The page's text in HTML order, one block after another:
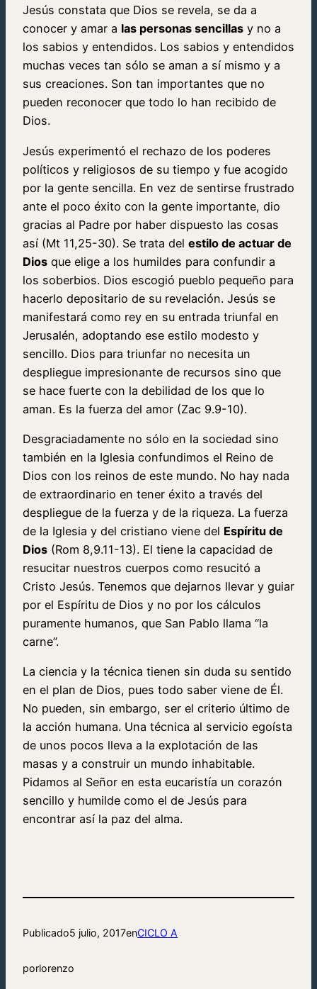
Jesús constata que Dios se revela, se da a
conocer y amar a las personas sencillas y no a
los sabios y entendidos. Los sabios y entendidos
muchas veces tan sólo se aman a sí mismo y a
sus creaciones. Son tan importantes que no
pueden reconocer que todo lo han recibido de
Dios.
Jesús experimentó el rechazo de los poderes
políticos y religiosos de su tiempo y fue acogido
por la gente sencilla. En vez de sentirse frustrado
ante el poco éxito con la gente importante, dio
gracias al Padre por haber dispuesto las cosas
así (Mt 11,25-30). Se trata del estilo de actuar de
Dios que elige a los humildes para confundir a
los soberbios. Dios escogió pueblo pequeño para
hacerlo depositario de su revelación. Jesús se
manifestará como rey en su entrada triunfal en
Jerusalén, adoptando ese estilo modesto y
sencillo. Dios para triunfar no necesita un
despliegue impresionante de recursos sino que
se hace fuerte con la debilidad de los que lo
aman. Es la fuerza del amor (Zac 9.9-10).
Desgraciadamente no sólo en la sociedad sino
también en la Iglesia confundimos el Reino de
Dios con los reinos de este mundo. No hay nada
de extraordinario en tener éxito a través del
despliegue de la fuerza y de la riqueza. La fuerza
de la Iglesia y del cristiano viene del Espíritu de
Dios (Rom 8,9.11-13). El tiene la capacidad de
resucitar nuestros cuerpos como resucitó a
Cristo Jesús. Tenemos que dejarnos llevar y guiar
por el Espíritu de Dios y no por los cálculos
puramente humanos, que San Pablo llama “la
carne”.
La ciencia y la técnica tienen sin duda su sentido
en el plan de Dios, pues todo saber viene de Él.
No pueden, sin embargo, ser el criterio último de
la acción humana. Una técnica al servicio egoísta
de unos pocos lleva a la explotación de las
masas y a construir un mundo inhabitable.
Pidamos al Señor en esta eucaristía un corazón
sencillo y humilde como el de Jesús para
encontrar así la paz del alma.
Publicado5 julio, 2017enCICLO A
porlorenzo